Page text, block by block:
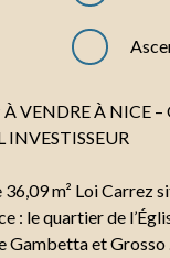
VENDRE À NICE –
INVESTISSEUR
m² Loi Carrez
: le quartier de
Gambetta et Grosso